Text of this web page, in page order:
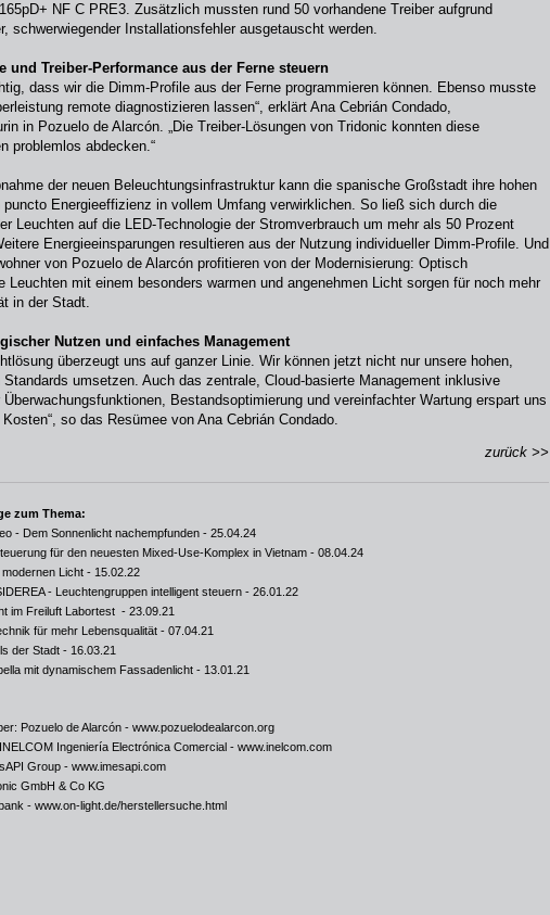
NF C PRE3. Zusätzlich mussten rund 50 vorhandene Treiber aufgrund
schwerwiegender Installationsfehler ausgetauscht werden.
und Treiber-Performance aus der Ferne steuern
dass wir die Dimm-Profile aus der Ferne programmieren können. Ebenso musste
remote diagnostizieren lassen“, erklärt Ana Cebrián Condado,
in Pozuelo de Alarcón. „Die Treiber-Lösungen von Tridonic konnten diese
problemlos abdecken.“
der neuen Beleuchtungsinfrastruktur kann die spanische Großstadt ihre hohen
puncto Energieeffizienz in vollem Umfang verwirklichen. So ließ sich durch die
Leuchten auf die LED-Technologie der Stromverbrauch um mehr als 50 Prozent
Energieeinsparungen resultieren aus der Nutzung individueller Dimm-Profile. Und
von Pozuelo de Alarcón profitieren von der Modernisierung: Optisch
Leuchten mit einem besonders warmen und angenehmen Licht sorgen für noch mehr
in der Stadt.
Nutzen und einfaches Management
überzeugt uns auf ganzer Linie. Wir können jetzt nicht nur unsere hohen,
umsetzen. Auch das zentrale, Cloud-basierte Management inklusive
Überwachungsfunktionen, Bestandsoptimierung und vereinfachter Wartung erspart uns
so das Resümee von Ana Cebrián Condado.
zurück >>
zum Thema:
- Dem Sonnenlicht nachempfunden - 25.04.24
für den neuesten Mixed-Use-Komplex in Vietnam - 08.04.24
Licht - 15.02.22
- Leuchtengruppen intelligent steuern - 26.01.22
im Freiluft Labortest - 23.09.21
für mehr Lebensqualität - 07.04.21
der Stadt - 16.03.21
mit dynamischem Fassadenlicht - 13.01.21
Pozuelo de Alarcón - www.pozuelodealarcon.org
Ingeniería Electrónica Comercial - www.inelcom.com
Group - www.imesapi.com
GmbH & Co KG
- www.on-light.de/herstellersuche.html